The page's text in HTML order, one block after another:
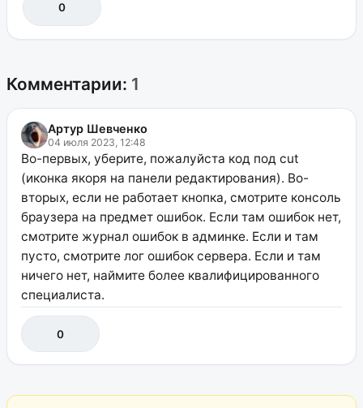
0
Комментарии: 1
Артур Шевченко
04 июля 2023, 12:48
Во-первых, уберите, пожалуйста код под cut
(иконка якоря на панели редактирования). Во-
вторых, если не работает кнопка, смотрите консоль
браузера на предмет ошибок. Если там ошибок нет,
смотрите журнал ошибок в админке. Если и там
пусто, смотрите лог ошибок сервера. Если и там
ничего нет, наймите более квалифицированного
специалиста.
0